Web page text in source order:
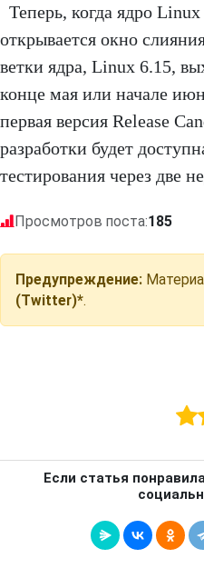
Теперь, когда ядро
открывается окно
ветки ядра, Linux 6.15,
конце мая или начале
первая версия Release
разработки будет
тестирования через две
Просмотров поста:185
Предупреждение:
(Twitter)*.
Если статья